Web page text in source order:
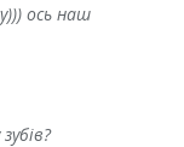
ось наш